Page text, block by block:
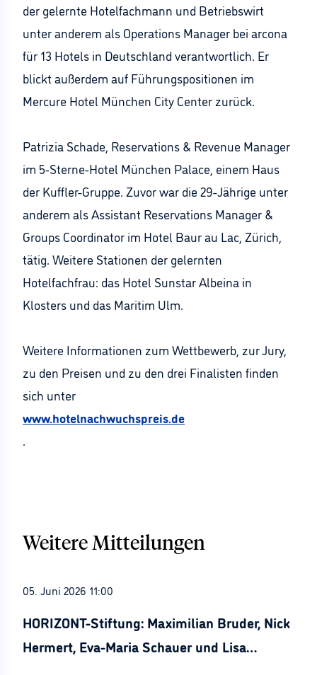
der gelernte Hotelfachmann und Betriebswirt
unter anderem als Operations Manager bei arcona
für 13 Hotels in Deutschland verantwortlich. Er
blickt außerdem auf Führungspositionen im
Mercure Hotel München City Center zurück.
Patrizia Schade, Reservations & Revenue Manager
im 5-Sterne-Hotel München Palace, einem Haus
der Kuffler-Gruppe. Zuvor war die 29-Jährige unter
anderem als Assistant Reservations Manager &
Groups Coordinator im Hotel Baur au Lac, Zürich,
tätig. Weitere Stationen der gelernten
Hotelfachfrau: das Hotel Sunstar Albeina in
Klosters und das Maritim Ulm.
Weitere Informationen zum Wettbewerb, zur Jury,
zu den Preisen und zu den drei Finalisten finden
sich unter
www.hotelnachwuchspreis.de
.
Weitere Mitteilungen
05. Juni 2026 11:00
HORIZONT-Stiftung: Maximilian Bruder, Nick
Hermert, Eva-Maria Schauer und Lisa